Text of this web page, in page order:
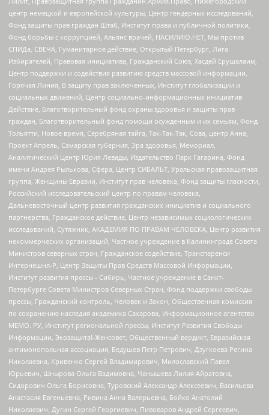
центр немецкой и европейской культуры, Центр гендерных исследований,
Фонд защиты прав граждан Штаб, Институт права и публичной политики,
Фонд борьбы с коррупцией, Альянс врачей, НАСИЛИЮ.НЕТ, Мы против
СПИДа, СВЕЧА, Гуманитарное действие, Открытый Петербург, Лига
Избирателей, Правовая инициатива, Гражданский Союз, Хасдей Ерушалаим,
Центр поддержки и содействия развитию средств массовой информации,
Горячая Линия, В защиту прав заключенных, Институт глобализации и
социальных движений, Центр социально-информационных инициатив
Действие, Благотворительный фонд охраны здоровья и защиты прав
граждан, Благотворительный фонд помощи осужденным и их семьям, Фонд
Тольятти, Новое время, Серебряная тайга, Так-Так-Так, Сова, центр Анна,
Проект Апрель, Самарская губерния, Эра здоровья, Мемориал,
Аналитический Центр Юрия Левады, Издательство Парк Гагарина, Фонд
имени Андрея Рылькова, Сфера, Центр СИБАЛЬТ, Уральская правозащитная
группа, Женщины Евразии, Институт прав человека, Фонд защиты гласности,
Российский исследовательский центр по правам человека,
Дальневосточный центр развития гражданских инициатив и социального
партнерства, Гражданское действие, Центр независимых социологических
исследований, Сутяжник, АКАДЕМИЯ ПО ПРАВАМ ЧЕЛОВЕКА, Центр развития
некоммерческих организаций, Частное учреждение в Калининграде Совета
Министров северных стран, Гражданское содействие, Трансперенси
Интернешнл-Р, Центр Защиты Прав Средств Массовой Информации,
Институт развития прессы - Сибирь, Частное учреждение в Санкт-
Петербурге Совета Министров Северных Стран, Фонд поддержки свободы
прессы, Гражданский контроль, Человек и Закон, Общественная комиссия
по сохранению наследия академика Сахарова, Информационное агентство
МЕМО. РУ, Институт региональной прессы, Институт Развития Свободы
Информации, Экозащита!-Женсовет, Общественный вердикт, Евразийская
антимонопольная ассоциация, Бедушев Петр Петрович, Дзугкоева Регина
Николаевна, Кривенко Сергей Владимирович, Милославский Павел
Юрьевич, Шнырова Ольга Вадимовна, Чанышева Лилия Айратовна,
Сидорович Ольга Борисовна, Туровский Александр Алексеевич, Васильева
Анастасия Евгеньевна, Ривина Анна Валерьевна, Бойко Анатолий
Николаевич, Дугин Сергей Георгиевич, Пивоваров Андрей Сергеевич,